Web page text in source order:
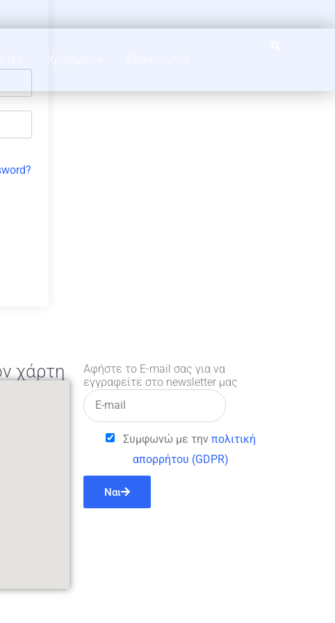
Χρήσιμα
χάρτη
Αφήστε το E-mail σας για να
εγγραφείτε στο newsletter μας
Συμφωνώ με την πολιτική
απορρήτου (GDPR)
Ναι